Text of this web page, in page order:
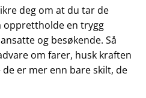
deg om at du tar de
opprettholde en trygg
og besøkende. Så
om farer, husk kraften
er mer enn bare skilt, de